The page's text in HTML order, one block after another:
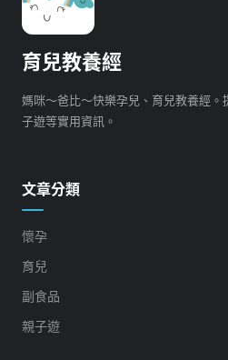
育兒教養經
媽咪～爸比～快樂孕兒、育兒教養經。
子遊等實用資訊。
文章分類
懷孕
育兒
副食品
親子遊